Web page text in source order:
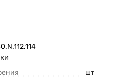
шт